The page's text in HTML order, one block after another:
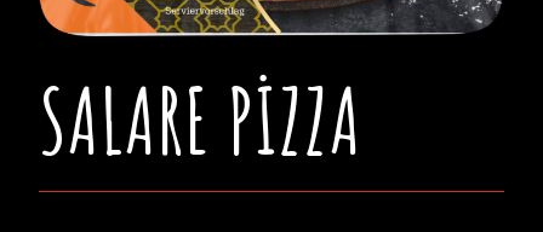
SALARE ​PIZZA